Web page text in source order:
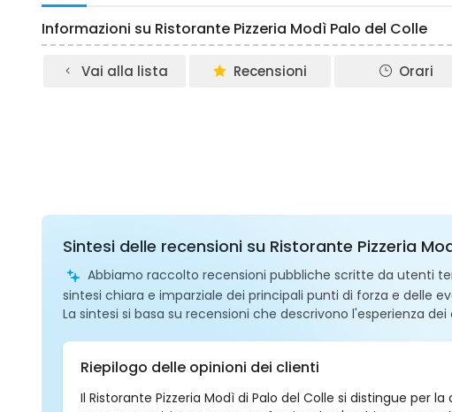
Informazioni su Ristorante Pizzeria Modì Palo del Colle
Vai alla lista Recensioni Orari
Sintesi delle recensioni su Ristorante Pizzeria
Abbiamo raccolto recensioni pubbliche scritte da utenti
sintesi chiara e imparziale dei principali punti di forza e delle
La sintesi si basa su recensioni che descrivono l'esperienza dei
Riepilogo delle opinioni dei clienti
Il Ristorante Pizzeria Modì di Palo del Colle si distingue per